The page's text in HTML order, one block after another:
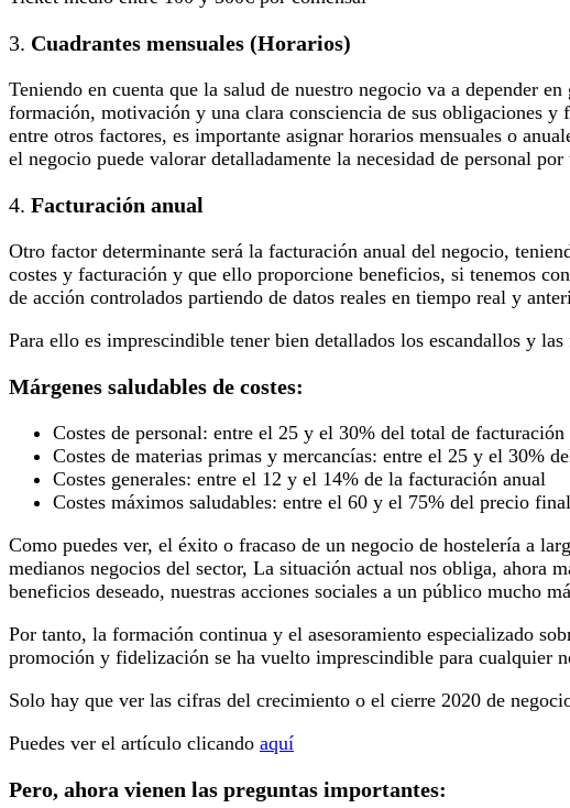
3. Cuadrantes mensuales (Horarios)
Teniendo en cuenta que la salud de nuestro negocio va a depender
formación, motivación y una clara consciencia de sus obligaciones
entre otros factores, es importante asignar horarios mensuales o
el negocio puede valorar detalladamente la necesidad de personal
4. Facturación anual
Otro factor determinante será la facturación anual del negocio,
costes y facturación y que ello proporcione beneficios, si tenemos
de acción controlados partiendo de datos reales en tiempo real y
Para ello es imprescindible tener bien detallados los escandallos y
Márgenes saludables de costes:
Costes de personal: entre el 25 y el 30% del total de facturación
Costes de materias primas y mercancías: entre el 25 y el 30%
Costes generales: entre el 12 y el 14% de la facturación anual
Costes máximos saludables: entre el 60 y el 75% del precio
Como puedes ver, el éxito o fracaso de un negocio de hostelería a
medianos negocios del sector, La situación actual nos obliga, ahora
beneficios deseado, nuestras acciones sociales a un público mucho
Por tanto, la formación continua y el asesoramiento especializado
promoción y fidelización se ha vuelto imprescindible para cualquier
Solo hay que ver las cifras del crecimiento o el cierre 2020 de
Puedes ver el artículo clicando aquí
Pero, ahora vienen las preguntas importantes: